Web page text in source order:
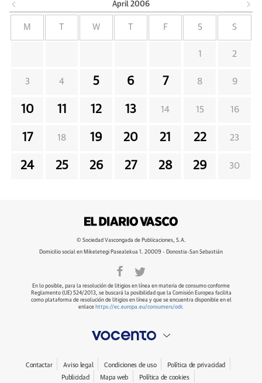
April 2006
M W F S S
1 2
3 4 5 6 7 8 9
10 11 12 13 14 15 16
17 18 19 20 21 22 23
24 25 26 27 28 29 30
© Sociedad Vascongada de Publicaciones, S.A.
Domicilio social en Mikeletegi Pasealekua 1. 20009 - Donostia-San Sebastián
En lo posible, para la resolución de litigios en línea en materia de consumo conforme
Reglamento (UE) 524/2013, se buscará la posibilidad que la Comisión Europea facilita
como plataforma de resolución de litigios en línea y que se encuentra disponible en el
enlace https://ec.europa.eu/consumers/odr.
Contactar Aviso legal Condiciones de uso
Política de privacidad
Publicidad
Mapa web Política de cookies